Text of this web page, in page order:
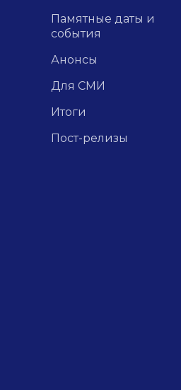
Памятные даты и
события
Анонсы
Для СМИ
Итоги
Пост-релизы